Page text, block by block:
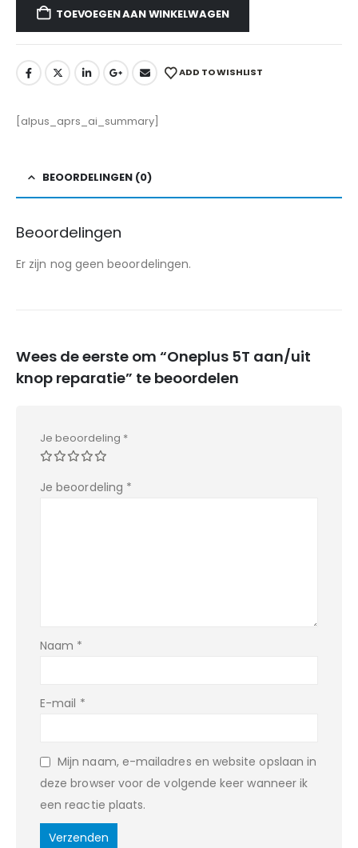
TOEVOEGEN AAN WINKELWAGEN
ADD TO WISHLIST
[alpus_aprs_ai_summary]
BEOORDELINGEN (0)
Beoordelingen
Er zijn nog geen beoordelingen.
Wees de eerste om “Oneplus 5T aan/uit
knop reparatie” te beoordelen
Je beoordeling *
Je beoordeling *
Naam *
E-mail *
Mijn naam, e-mailadres en website opslaan in
deze browser voor de volgende keer wanneer ik
een reactie plaats.